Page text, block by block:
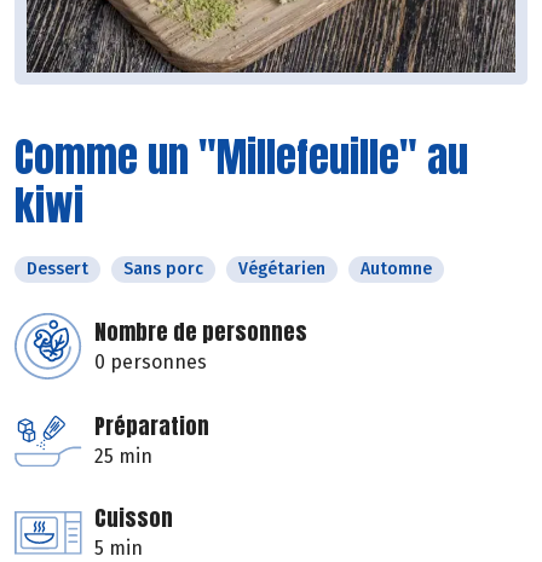
Comme un "Millefeuille" au
kiwi
Dessert Sans porc Végétarien Automne
Nombre de personnes
0 personnes
Préparation
25 min
Cuisson
5 min